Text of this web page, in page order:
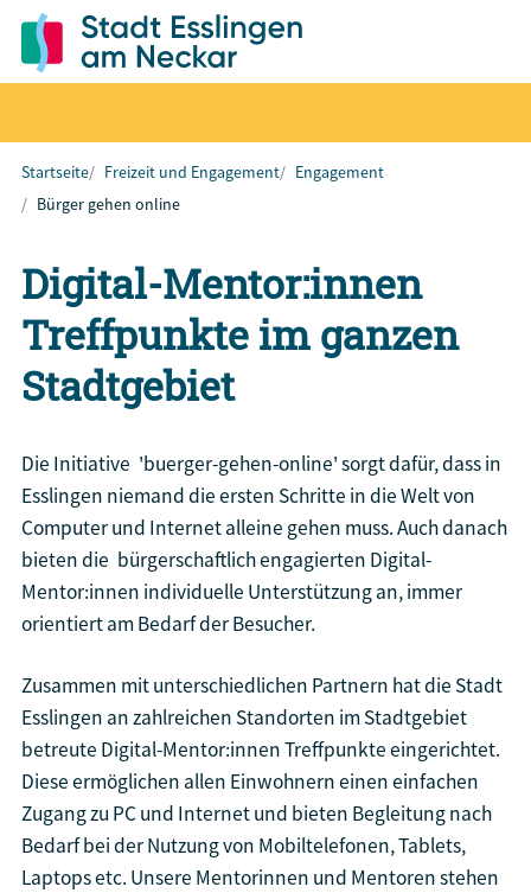
Startseite Freizeit und Engagement
Engagement
Bürger gehen online
Digital-Mentor:innen
Treffpunkte im ganzen
Stadtgebiet
Die Initiative 'buerger-gehen-online' sorgt dafür, dass in
Esslingen niemand die ersten Schritte in die Welt von
Computer und Internet alleine gehen muss. Auch danach
bieten die bürgerschaftlich engagierten Digital-
Mentor:innen individuelle Unterstützung an, immer
orientiert am Bedarf der Besucher.
Zusammen mit unterschiedlichen Partnern hat die Stadt
Esslingen an zahlreichen Standorten im Stadtgebiet
betreute Digital-Mentor:innen Treffpunkte eingerichtet.
Diese ermöglichen allen Einwohnern einen einfachen
Zugang zu PC und Internet und bieten Begleitung nach
Bedarf bei der Nutzung von Mobiltelefonen, Tablets,
Laptops etc. Unsere Mentorinnen und Mentoren stehen